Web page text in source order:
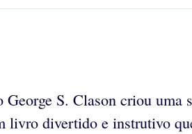
S. Clason criou
divertido e instrutivo